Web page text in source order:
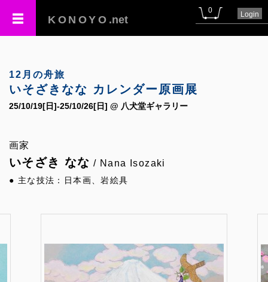
KONOYO .net
0 Login
12月の舟旅
いそざきなな カレンダー原画展
25/10/19[日]-25/10/26[日] @ 八犬堂ギャラリー
画家
いそざき なな / Nana Isozaki
● 主な技法：日本画、岩絵具